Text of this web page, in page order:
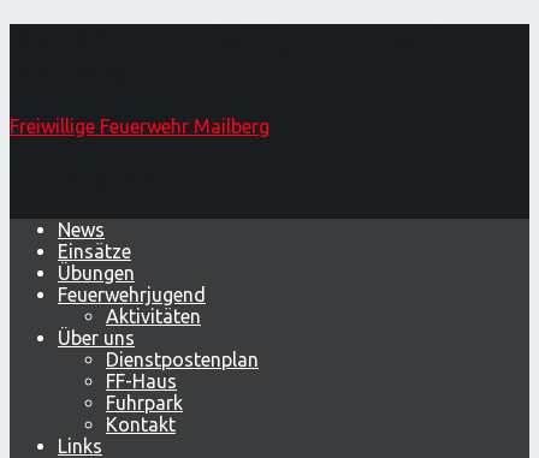
Freiwillige Feuerwehr Mailberg
News
Einsätze
Übungen
Feuerwehrjugend
Aktivitäten
Über uns
Dienstpostenplan
FF-Haus
Fuhrpark
Kontakt
Links